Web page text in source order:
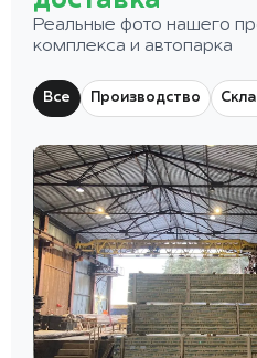
Реальные фото нашего
комплекса и автопарка
Все Производство